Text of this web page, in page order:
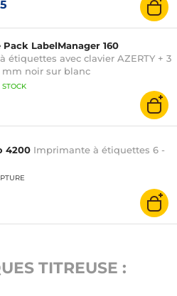
Pack LabelManager 160
étiquettes avec clavier AZERTY + 3
mm noir sur blanc
STOCK
4200 Imprimante à étiquettes 6 -
TITREUSE :